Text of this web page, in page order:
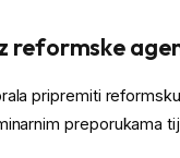
reformske
pripremiti reformsku
preporukama